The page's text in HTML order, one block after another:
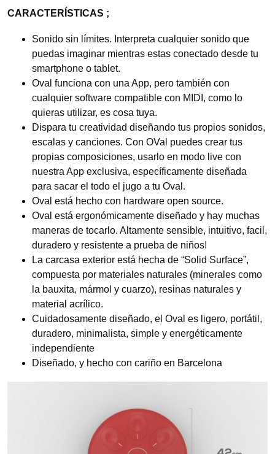
CARACTERÍSTICAS ;
Sonido sin límites. Interpreta cualquier sonido que
puedas imaginar mientras estas conectado desde tu
smartphone o tablet.
Oval funciona con una App, pero también con
cualquier software compatible con MIDI, como lo
quieras utilizar, es cosa tuya.
Dispara tu creatividad diseñando tus propios sonidos,
escalas y canciones. Con OVal puedes crear tus
propias composiciones, usarlo en modo live con
nuestra App exclusiva, específicamente diseñada
para sacar el todo el jugo a tu Oval.
Oval está hecho con hardware open source.
Oval está ergonómicamente diseñado y hay muchas
maneras de tocarlo. Altamente sensible, intuitivo, facil,
duradero y resistente a prueba de niños!
La carcasa exterior está hecha de “Solid Surface”,
compuesta por materiales naturales (minerales como
la bauxita, mármol y cuarzo), resinas naturales y
material acrílico.
Cuidadosamente diseñado, el Oval es ligero, portátil,
duradero, minimalista, simple y energéticamente
independiente
Diseñado, y hecho con cariño en Barcelona